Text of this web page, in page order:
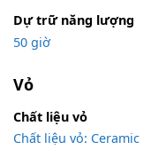
Dự trữ năng lượng
50 giờ
Vỏ
Chất liệu vỏ
Chất liệu vỏ: Ceramic